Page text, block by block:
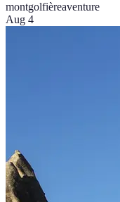
montgolfièreaventure
Aug 4